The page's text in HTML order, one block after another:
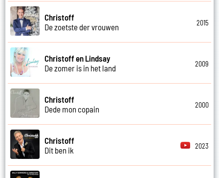
Christoff
De zoetste der vrouwen
2015
Christoff en Lindsay
De zomer is in het land
2009
Christoff
Dede mon copain
2000
Christoff
Dit ben ik
2023